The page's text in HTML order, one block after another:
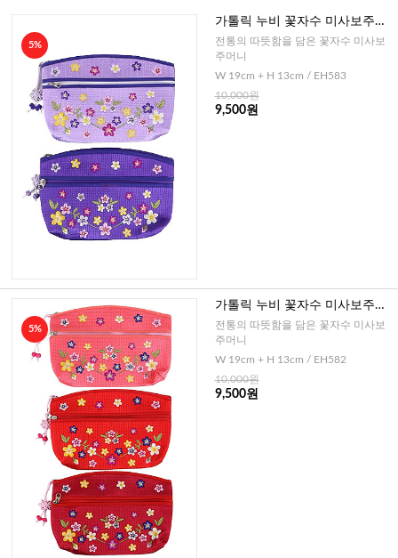
5%
가톨릭 누비 꽃자수 미사보주머
니(퍼플)
전통의 따뜻함을 담은 꽃자수 미사보
주머니
W 19cm + H 13cm / EH583
10,000원
9,500원
5%
가톨릭 누비 꽃자수 미사보주머
니(레드)
전통의 따뜻함을 담은 꽃자수 미사보
주머니
W 19cm + H 13cm / EH582
10,000원
9,500원